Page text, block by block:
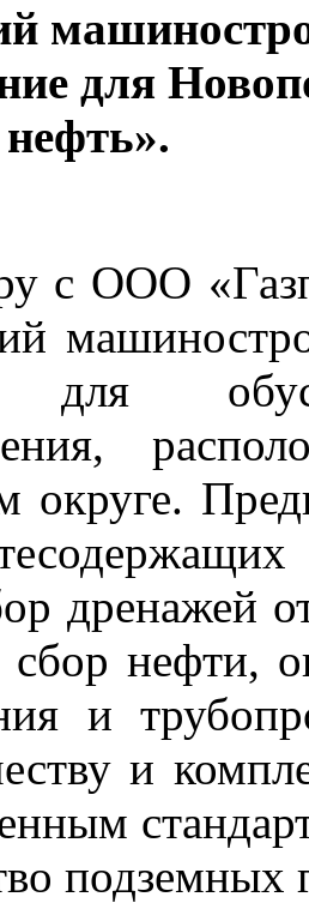
для
с ООО
для
округе.
дренажей
сбор нефти,
и
и
подземных